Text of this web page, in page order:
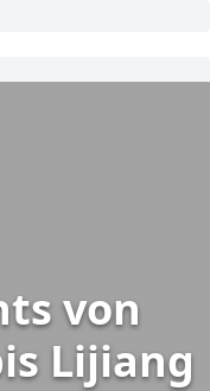
von
Lijiang